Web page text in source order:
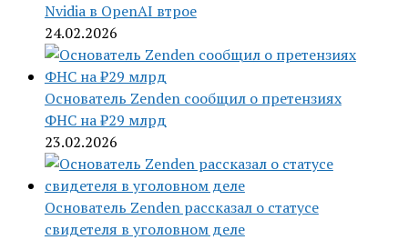
Nvidia в OpenAI втрое
24.02.2026
Основатель Zenden сообщил о претензиях
ФНС на ₽29 млрд
23.02.2026
Основатель Zenden рассказал о статусе
свидетеля в уголовном деле